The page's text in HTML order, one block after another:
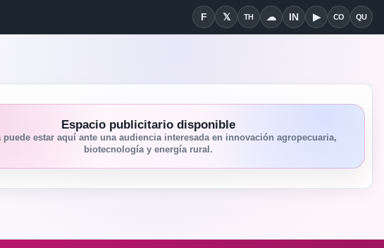
FFacebook
𝕏
X THThreads
☁Bluesky
INLinkedin
▶YouTube
CO QU
Espacio publicitario disponible
puede estar aquí ante una audiencia interesada en innovación agropecuaria,
biotecnología y energía rural.